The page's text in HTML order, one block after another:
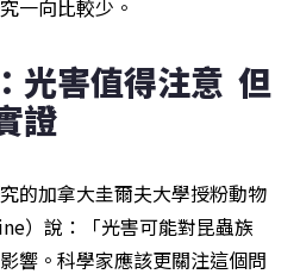
一向比較少。
光害值得注意  但
證
的加拿大圭爾夫大學授粉動物
）說：「光害可能對昆蟲族
響。科學家應該更關注這個問